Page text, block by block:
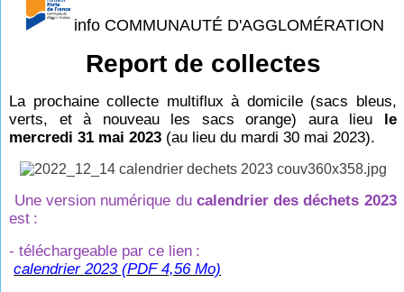
info COMMUNAUTÉ D'AGGLOMÉRATION
Report de collectes
La prochaine collecte multiflux à domicile (sacs bleus,
verts, et à nouveau les sacs orange) aura lieu le
mercredi 31 mai 2023 (au lieu du mardi 30 mai 2023).
Une version numérique du calendrier des déchets 2023
est :
- téléchargeable par ce lien :
calendrier 2023 (PDF 4,56 Mo)